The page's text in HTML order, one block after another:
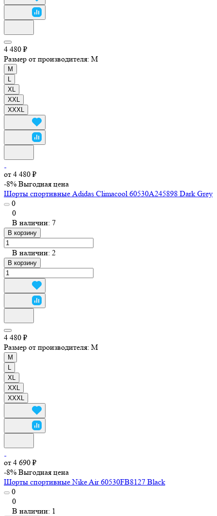
4 480 ₽
Размер от производителя: M
M
XL
XXL
XXXL
от 4 480 ₽
-8% Выгодная цена
Шорты спортивные Adidas Climacool 60530A245898 Dark Grey
0
0
В наличии: 7
В корзину
В наличии: 2
В корзину
4 480 ₽
Размер от производителя: M
M
XL
XXL
XXXL
от 4 690 ₽
-8% Выгодная цена
Шорты спортивные Nike Air 60530FB8127 Black
0
0
В наличии: 1